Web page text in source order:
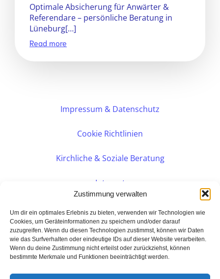
Zustimmung verwalten
Um dir ein optimales Erlebnis zu bieten, verwenden wir Technologien wie
Cookies, um Geräteinformationen zu speichern und/oder darauf
zuzugreifen. Wenn du diesen Technologien zustimmst, können wir Daten
wie das Surfverhalten oder eindeutige IDs auf dieser Website verarbeiten.
Wenn du deine Zustimmung nicht erteilst oder zurückziehst, können
bestimmte Merkmale und Funktionen beeinträchtigt werden.
Optimale Absicherung für Anwärter &
Referendare – persönliche Beratung in
Lüneburg[…]
Read more
Impressum & Datenschutz
Cookie Richtlinien
Kirchliche & Soziale Beratung
Intranet
PERSÖNLICHE BERATUNG
BarmeniaGothaer Agentur Rudolf